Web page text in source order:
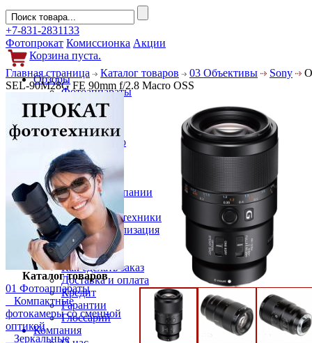
+7-831-2831133
Фотопрокат Комиссионка Акции
Корзина пуста.
Обзоры
Фотоаппараты
Объективы
Фильтры
Новости
Фото и видео
Гаджеты
Аксессуары
Слухи
Новости компании
Услуги
Прокат фототехники
Выкуп и реализация
Покупателям
Акции
Как сделать заказ
Доставка и оплата
Кредит
Гарантии
Глоссарий
Компания
Главная страница Каталог товаров 03 Объективы Sony
SEL-90M28G FE 90mm f/2.8 Macro OSS
Каталог товаров
01 Фотоаппараты
Компактные
фотокамеры со сменной
оптикой
Зеркальные